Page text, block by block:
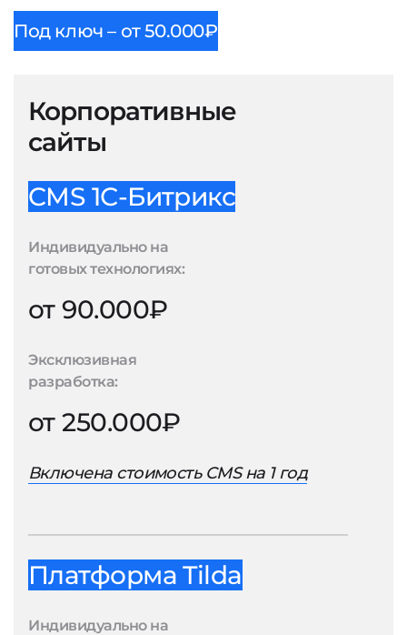
Под ключ – от 50.000₽
Корпоративные
сайты
CMS 1С-Битрикс
Индивидуально на
готовых технологиях:
от 90.000₽
Эксклюзивная
разработка:
от 250.000₽
Включена стоимость CMS на 1 год
Платформа Tilda
Индивидуально на